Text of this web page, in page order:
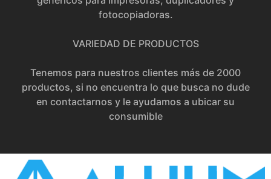
fotocopiadoras.
VARIEDAD DE PRODUCTOS
Tenemos para nuestros clientes más de 2000
productos, si no encuentra lo que busca no dude
en contactarnos y le ayudamos a ubicar su
consumible